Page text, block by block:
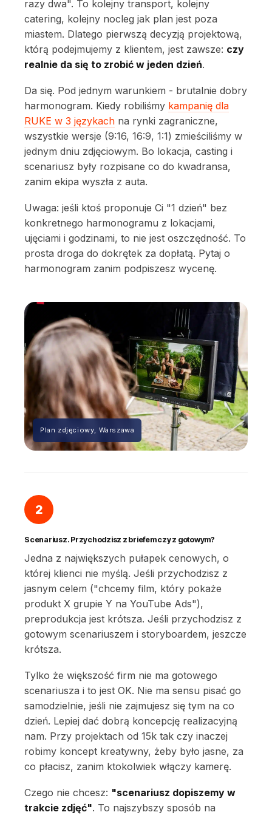
razy dwa". To kolejny transport, kolejny
catering, kolejny nocleg jak plan jest poza
miastem. Dlatego pierwszą decyzją projektową,
którą podejmujemy z klientem, jest zawsze: czy
realnie da się to zrobić w jeden dzień.
Da się. Pod jednym warunkiem - brutalnie dobry
harmonogram. Kiedy robiliśmy kampanię dla
RUKE w 3 językach na rynki zagraniczne,
wszystkie wersje (9:16, 16:9, 1:1) zmieściliśmy w
jednym dniu zdjęciowym. Bo lokacja, casting i
scenariusz były rozpisane co do kwadransa,
zanim ekipa wyszła z auta.
Uwaga: jeśli ktoś proponuje Ci "1 dzień" bez
konkretnego harmonogramu z lokacjami,
ujęciami i godzinami, to nie jest oszczędność. To
prosta droga do dokrętek za dopłatą. Pytaj o
harmonogram zanim podpiszesz wycenę.
Plan zdjęciowy, Warszawa
2
Scenariusz. Przychodzisz z briefem czy z gotowym?
Jedna z największych pułapek cenowych, o
której klienci nie myślą. Jeśli przychodzisz z
jasnym celem ("chcemy film, który pokaże
produkt X grupie Y na YouTube Ads"),
preprodukcja jest krótsza. Jeśli przychodzisz z
gotowym scenariuszem i storyboardem, jeszcze
krótsza.
Tylko że większość firm nie ma gotowego
scenariusza i to jest OK. Nie ma sensu pisać go
samodzielnie, jeśli nie zajmujesz się tym na co
dzień. Lepiej dać dobrą koncepcję realizacyjną
nam. Przy projektach od 15k tak czy inaczej
robimy koncept kreatywny, żeby było jasne, za
co płacisz, zanim ktokolwiek włączy kamerę.
Czego nie chcesz: "scenariusz dopiszemy w
trakcie zdjęć". To najszybszy sposób na